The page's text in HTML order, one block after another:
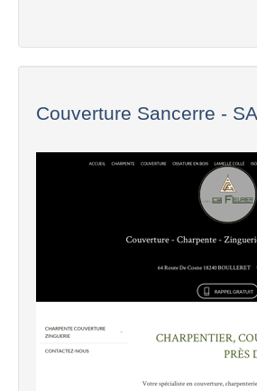
Couverture Sancerre -